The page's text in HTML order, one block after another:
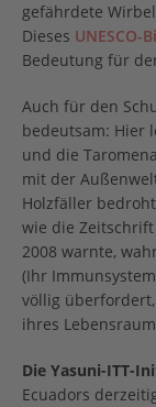
gefährdete
Dieses UNESCO-
Bedeutung für
Auch für den
bedeutsam: Hier
und die
mit der
Holzfäller
wie die Zeitschrift
2008 warnte,
(Ihr
völlig
ihres
Die Yasuni-ITT-
Ecuadors